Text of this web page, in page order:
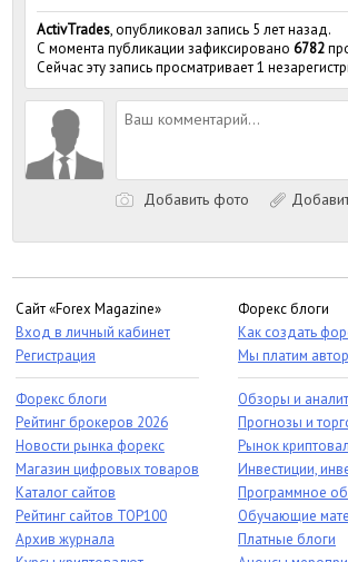
ActivTrades, опубликовал запись 5 лет назад.
С момента публикации зафиксировано 6782
Сейчас эту запись просматривает 1
Добавить фото
Сайт «Forex Magazine»
Вход в личный кабинет
Регистрация
Форекс блоги
Рейтинг брокеров 2026
Новости рынка форекс
Магазин цифровых товаров
Каталог сайтов
Рейтинг сайтов TOP100
Архив журнала
Форекс блоги
Как создать
Мы платим
Обзоры и
Прогнозы и
Рынок
Инвестиции,
Программное
Обучающие
Платные блоги